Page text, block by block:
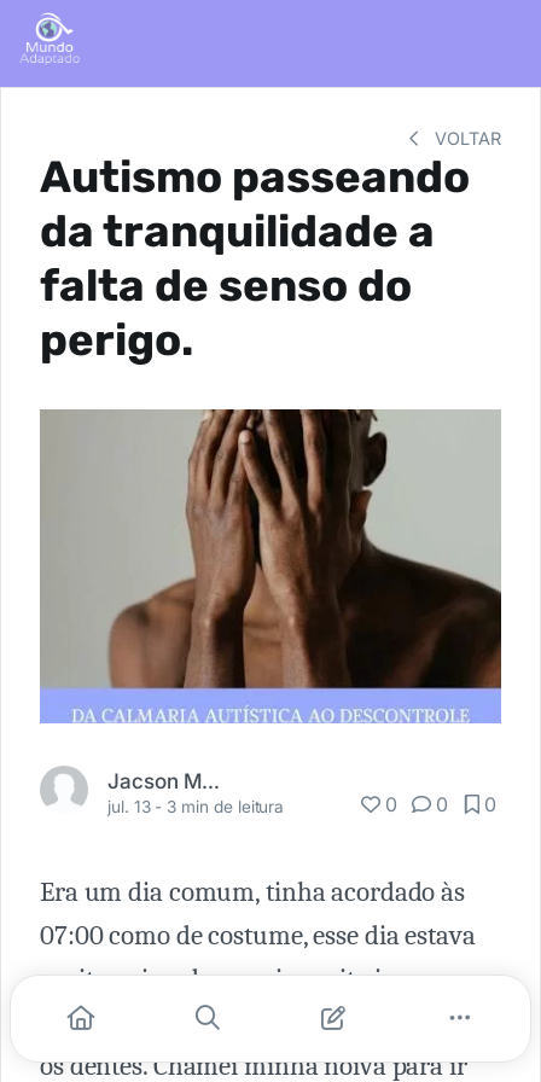
VOLTAR
Autismo passeando
da tranquilidade a
falta de senso do
perigo.
Jacson Marçal
jul. 13 - 3 min de leitura 0 0 0
Era um dia comum, tinha acordado às
07:00 como de costume, esse dia estava
muito animado, queria muito ir comprar
Pão e Pão de queijo tomei banho escovei
os dentes. Chamei minha noiva para ir